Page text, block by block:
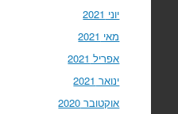
יוני 2021
מאי 2021
אפריל 2021
ינואר 2021
אוקטובר 2020